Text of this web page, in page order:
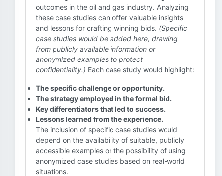
outcomes in the oil and gas industry. Analyzing
these case studies can offer valuable insights
and lessons for crafting winning bids. (Specific
case studies would be added here, drawing
from publicly available information or
anonymized examples to protect
confidentiality.) Each case study would highlight:
The specific challenge or opportunity.
The strategy employed in the formal bid.
Key differentiators that led to success.
Lessons learned from the experience.
The inclusion of specific case studies would
depend on the availability of suitable, publicly
accessible examples or the possibility of using
anonymized case studies based on real-world
situations.